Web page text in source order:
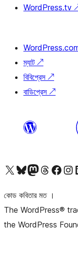
WordPress.tv
ম্যাট ↗
বিবিপ্রেস ↗
বাডিপ্রেস ↗
আমাদের X (আগের টুইটার) অ্যাকাউন্টে যানআমাদের Bluesky অ্যাকাউন্টটি দেখুনআমাদের মাস্টোডন অ্যাকাউন্টটি দেখুনআমাদের থ্রেডস অ্যাকাউন্টটি দেখুনআমাদের ফেসবুক পেজ দেখুনআমাদের ইন্সটাগ্রাম
কোড কবিতার মত ।
The WordPress®
the WordPress